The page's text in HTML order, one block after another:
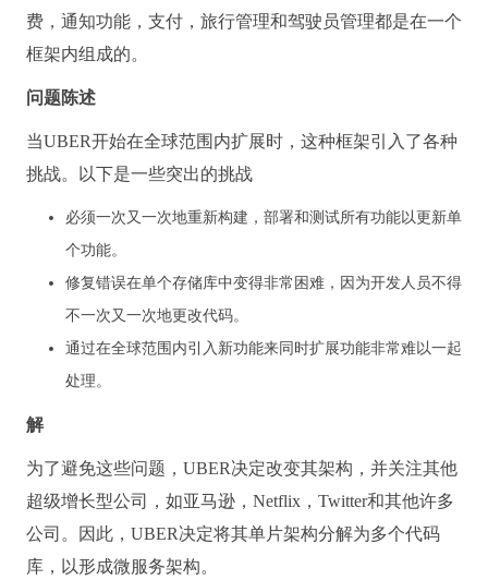
费，通知功能，支付，旅行管理和驾驶员管理都是在一个
框架内组成的。
问题陈述
当UBER开始在全球范围内扩展时，这种框架引入了各种
挑战。
以下是一些突出的挑战
必须一次又一次地重新构建，部署和测试所有功能以更新单
个功能。
修复错误在单个存储库中变得非常困难，因为开发人员不得
不一次又一次地更改代码。
通过在全球范围内引入新功能来同时扩展功能非常难以一起
处理。
解
为了避免这些问题，UBER决定改变其架构，并关注其他
超级增长型公司，如亚马逊，Netflix，Twitter和其他许多
公司。
因此，UBER决定将其单片架构分解为多个代码
库，以形成微服务架构。